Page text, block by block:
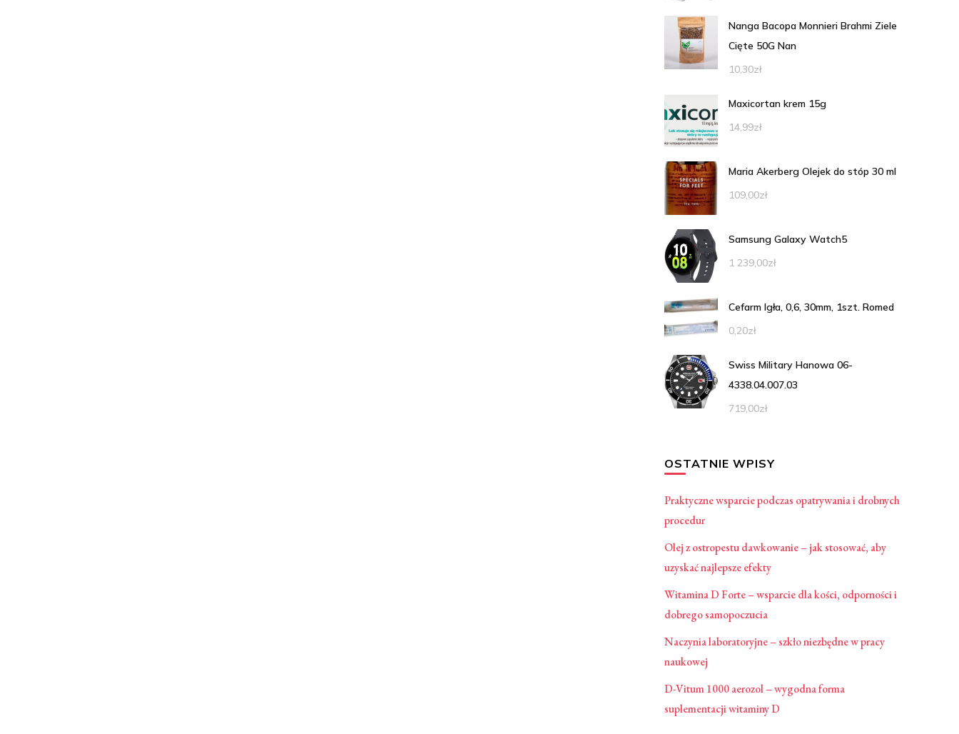
Nanga Bacopa Monnieri Brahmi Ziele
Cięte 50G Nan
10,30zł
Maxicortan krem 15g
14,99zł
Maria Akerberg Olejek do stóp 30 ml
109,00zł
Samsung Galaxy Watch5
1 239,00zł
Cefarm Igła, 0,6, 30mm, 1szt. Romed
0,20zł
Swiss Military Hanowa 06-
4338.04.007.03
719,00zł
OSTATNIE WPISY
Praktyczne wsparcie podczas opatrywania i drobnych
procedur
Olej z ostropestu dawkowanie – jak stosować, aby
uzyskać najlepsze efekty
Witamina D Forte – wsparcie dla kości, odporności i
dobrego samopoczucia
Naczynia laboratoryjne – szkło niezbędne w pracy
naukowej
D-Vitum 1000 aerozol – wygodna forma
suplementacji witaminy D